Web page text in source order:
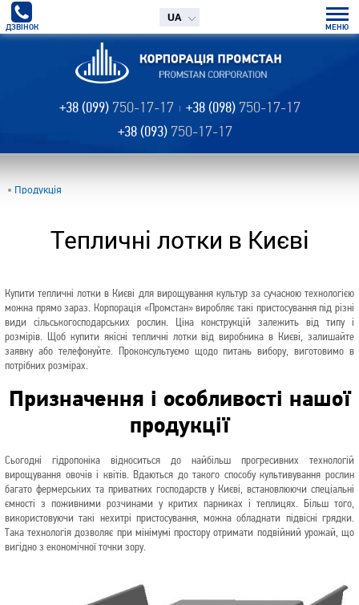
ДЗВІНОК
UA
МЕНЮ
+38 (099) 750-17-17 +38 (098) 750-17-17
+38 (093) 750-17-17
Продукція
Тепличні лотки в Києві
Купити тепличні лотки в Києві для вирощування культур за сучасною технологією
можна прямо зараз. Корпорація «Промстан» виробляє такі пристосування під різні
види сільськогосподарських рослин. Ціна конструкцій залежить від типу і
розмірів. Щоб купити якісні тепличні лотки від виробника в Києві, залишайте
заявку або телефонуйте. Проконсультуємо щодо питань вибору, виготовимо в
потрібних розмірах.
Призначення і особливості нашої
продукції
Сьогодні гідропоніка відноситься до найбільш прогресивних технологій
вирощування овочів і квітів. Вдаються до такого способу культивування рослин
багато фермерських та приватних господарств у Києві, встановлюючи спеціальні
ємності з поживними розчинами у критих парниках і теплицях. Більш того,
використовуючи такі нехитрі пристосування, можна обладнати підвісні грядки.
Така технологія дозволяє при мінімумі простору отримати подвійний урожай, що
вигідно з економічної точки зору.